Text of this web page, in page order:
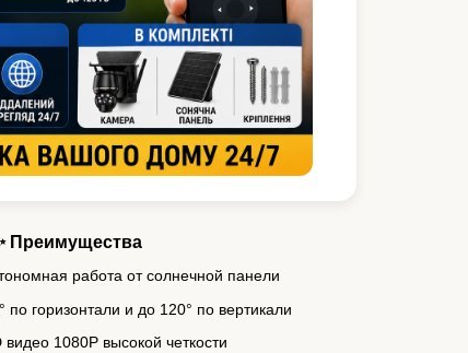
Преимущества
работа от солнечной панели
по горизонтали и до 120° по вертикали
видео 1080P высокой четкости